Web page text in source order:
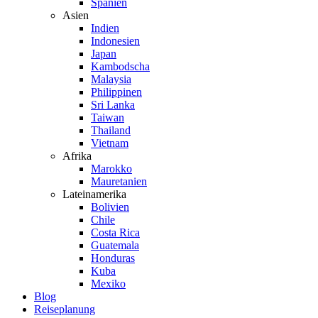
Spanien
Asien
Indien
Indonesien
Japan
Kambodscha
Malaysia
Philippinen
Sri Lanka
Taiwan
Thailand
Vietnam
Afrika
Marokko
Mauretanien
Lateinamerika
Bolivien
Chile
Costa Rica
Guatemala
Honduras
Kuba
Mexiko
Blog
Reiseplanung